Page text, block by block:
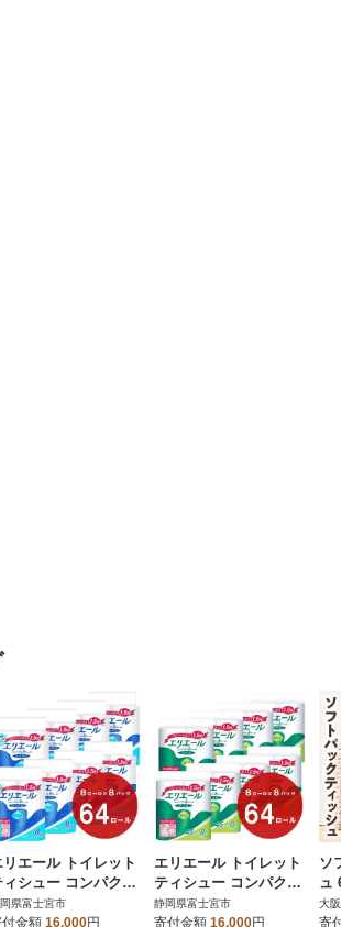
リエール トイレット
ィシュー コンパクト
ングル 8ロール×8パ
64ロール 1.5倍巻
県富士宮市
金額 16,000円
エリエール トイレット
ティシュー コンパクト
ダブル 8ロール×8パッ
ク 64ロール 1.5倍巻
静岡県富士宮市
寄付金額 16,000円
ソ
ュ
ュ
大
寄